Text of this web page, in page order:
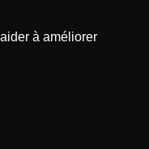
à améliorer